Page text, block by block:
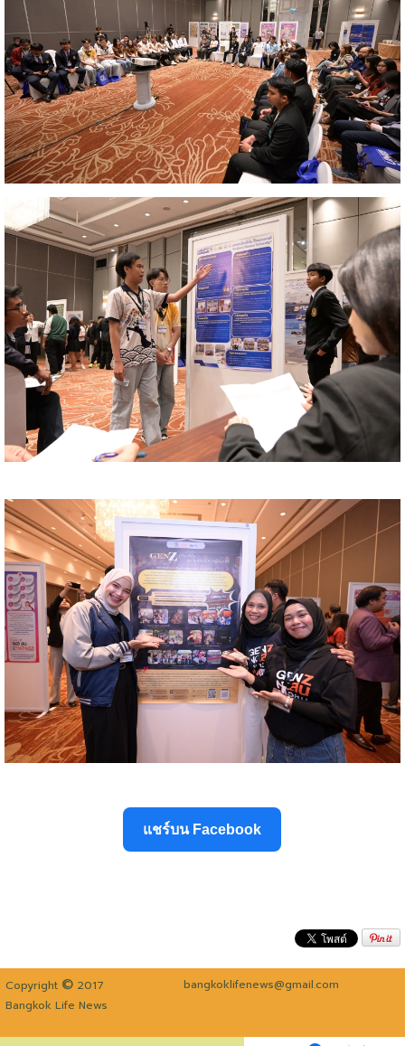
แชร์บน Facebook
Copyright © 2017
bangkoklifenews@gmail.com
Bangkok Life News